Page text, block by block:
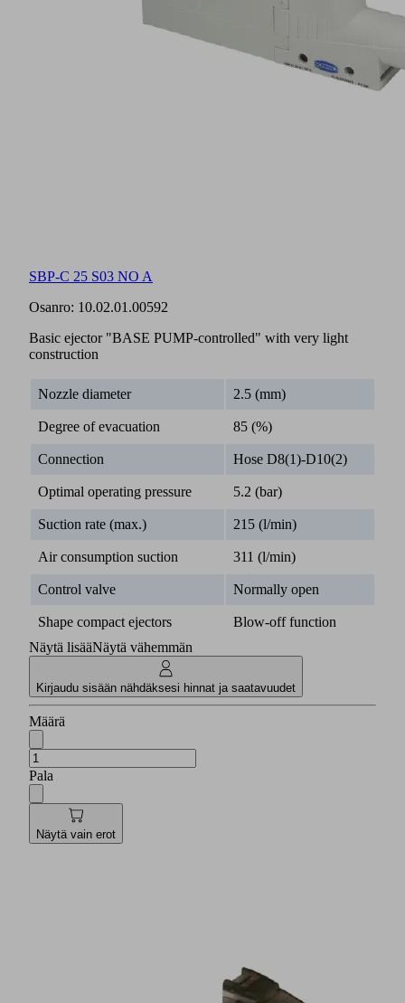
SBP-C 25 S03 NO A
Osanro: 10.02.01.00592
Basic ejector "BASE PUMP-controlled" with very light
construction
Nozzle diameter 2.5 (mm)
Degree of evacuation 85 (%)
Connection Hose D8(1)-D10(2)
Optimal operating pressure 5.2 (bar)
Suction rate (max.) 215 (l/min)
Air consumption suction 311 (l/min)
Control valve Normally open
Shape compact ejectors
Blow-off function
Näytä lisääNäytä vähemmän
Kirjaudu sisään nähdäksesi hinnat ja saatavuudet
Määrä
Pala
Näytä vain erot